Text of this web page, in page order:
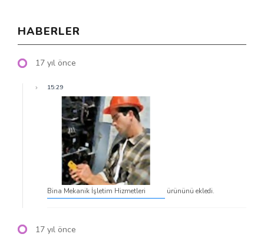
HABERLER
17 yıl önce
15:29
Bina Mekanik İşletim Hizmetleri ürününü ekledi.
17 yıl önce